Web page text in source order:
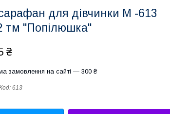
для дівчинки М -613
тм "Попілюшка"
₴
замовлення на сайті — 300 ₴
613